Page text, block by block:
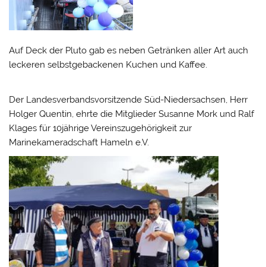
Auf Deck der Pluto gab es neben Getränken aller Art auch
leckeren selbstgebackenen Kuchen und Kaffee.
Der Landesverbandsvorsitzende Süd-Niedersachsen, Herr
Holger Quentin, ehrte die Mitglieder Susanne Mork und Ralf
Klages für 10jährige Vereinszugehörigkeit zur
Marinekameradschaft Hameln e.V.